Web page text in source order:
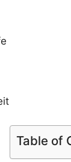
Table of